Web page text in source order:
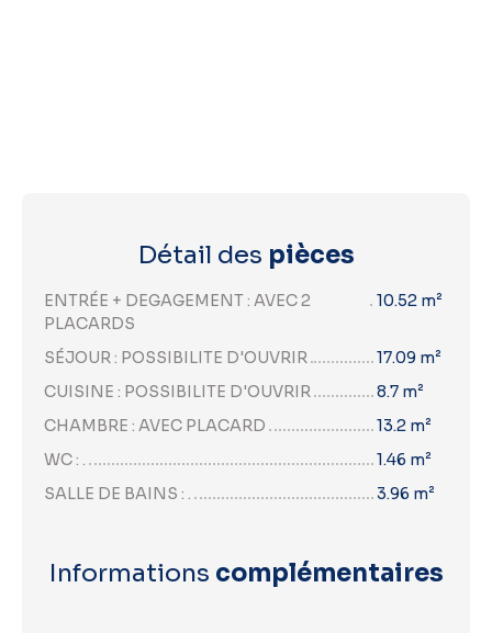
Détail des pièces
ENTRÉE + DEGAGEMENT : AVEC 2
PLACARDS
10.52 m²
SÉJOUR : POSSIBILITE D'OUVRIR
17.09 m²
CUISINE : POSSIBILITE D'OUVRIR
8.7 m²
CHAMBRE : AVEC PLACARD
13.2 m²
WC : .
1.46 m²
SALLE DE BAINS : .
3.96 m²
Informations complémentaires